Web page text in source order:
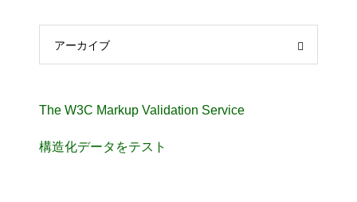
アーカイブ
The W3C Markup Validation Service
構造化データをテスト